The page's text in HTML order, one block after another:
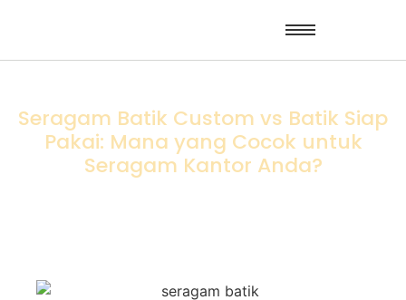
Seragam Batik Custom vs Batik Siap
Pakai: Mana yang Cocok untuk
Seragam Kantor Anda?